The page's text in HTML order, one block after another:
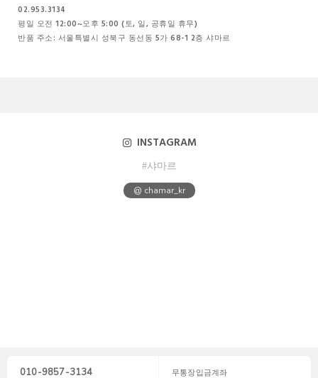
02.953.3134
평일 오전 12:00~오후 5:00 (토, 일, 공휴일 휴무)
반품 주소: 서울특별시 성북구 동선동 5가 68-1 2층 샤마르
INSTAGRAM
#샤마르
@ chamar_kr
010-9857-3134 무통장입금계좌